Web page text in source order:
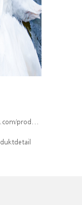
DE000WA80DX7